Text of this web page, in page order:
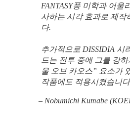
FANTASY풍 미학과 어울
사하는 시각 효과로 제작
다.
추가적으로 DISSIDIA 시
드는 전투 중에 그를 강
울 오브 카오스” 요소가
작품에도 적용시켰습니
– Nobumichi Kumabe